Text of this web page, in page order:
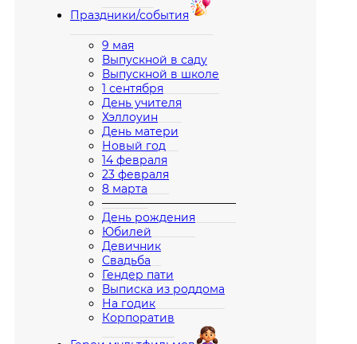
Праздники/события
9 мая
Выпускной в саду
Выпускной в школе
1 сентября
День учителя
Хэллоуин
День матери
Новый год
14 февраля
23 февраля
8 марта
————————————
День рождения
Юбилей
Девичник
Свадьба
Гендер пати
Выписка из роддома
На годик
Корпоратив